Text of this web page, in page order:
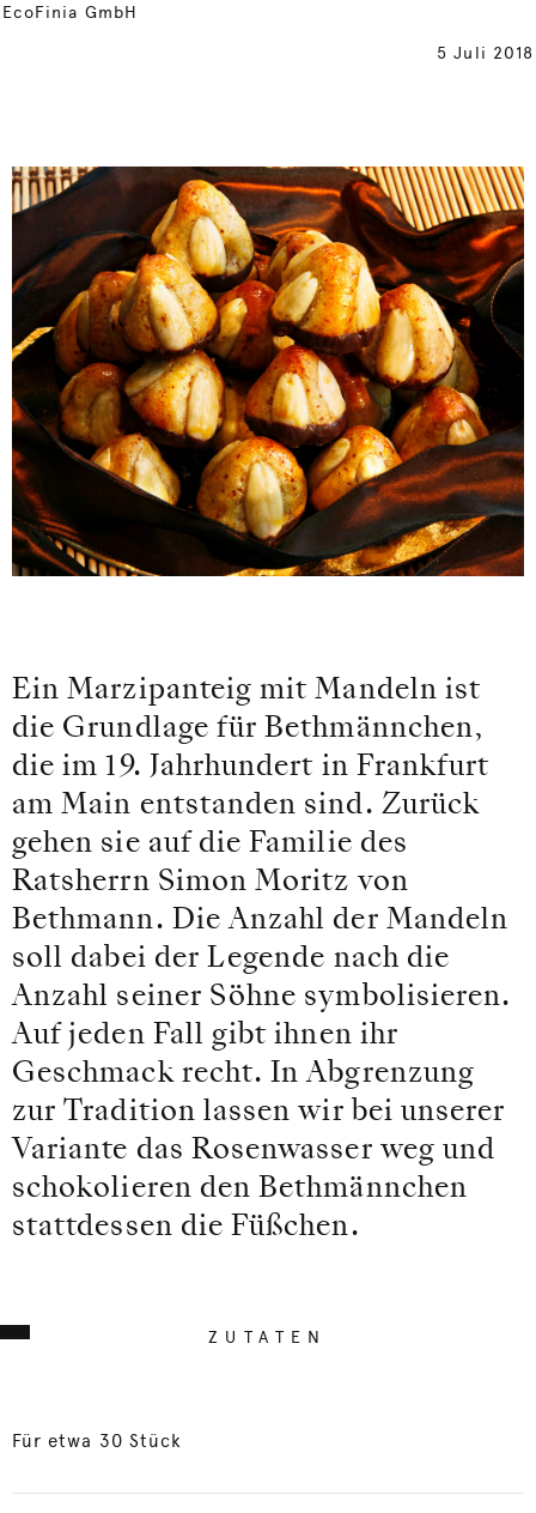
EcoFinia GmbH
5 Juli 2018
Ein Marzipanteig mit Mandeln ist
die Grundlage für Bethmännchen,
die im 19. Jahrhundert in Frankfurt
am Main entstanden sind. Zurück
gehen sie auf die Familie des
Ratsherrn Simon Moritz von
Bethmann. Die Anzahl der Mandeln
soll dabei der Legende nach die
Anzahl seiner Söhne symbolisieren.
Auf jeden Fall gibt ihnen ihr
Geschmack recht. In Abgrenzung
zur Tradition lassen wir bei unserer
Variante das Rosenwasser weg und
schokolieren den Bethmännchen
stattdessen die Füßchen.
ZUTATEN
Für etwa 30 Stück